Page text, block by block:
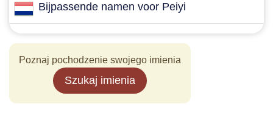
Bijpassende namen voor Peiyi
Poznaj pochodzenie swojego imienia
Szukaj imienia